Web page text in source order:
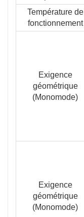
Température de
fonctionnement
Exigence
géométrique
(Monomode)
Exigence
géométrique
(Monomode)